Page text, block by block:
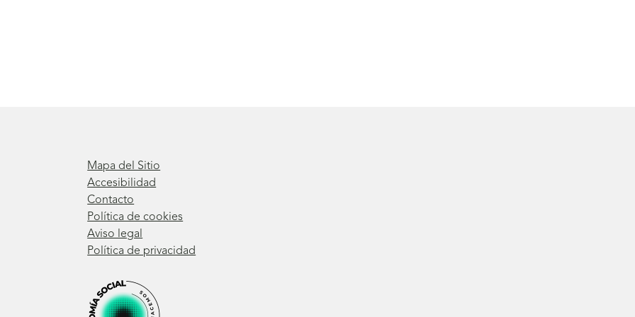
Mapa del Sitio
Accesibilidad
Contacto
Política de cookies
Aviso legal
Política de privacidad